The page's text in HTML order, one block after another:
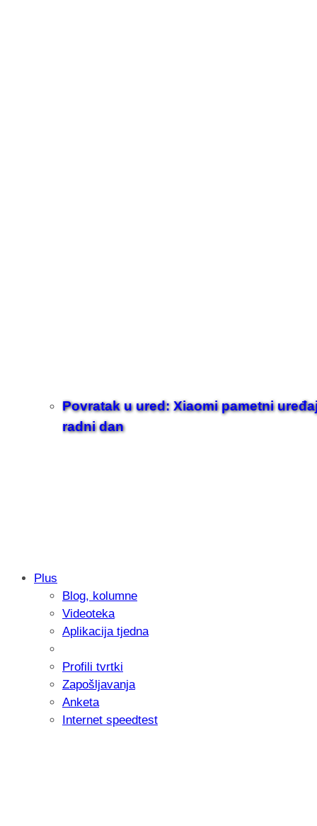
Povratak u ured: Xiaomi pametni
radni dan
Samsung otkrio kako je nastajala
donijelo tanje i izdržljivije preklopne
Plus
Blog, kolumne
Videoteka
Aplikacija tjedna
Profili tvrtki
Zapošljavanja
Anketa
Internet speedtest